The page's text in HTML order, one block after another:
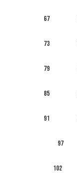
67
73
79
85
91
97
102